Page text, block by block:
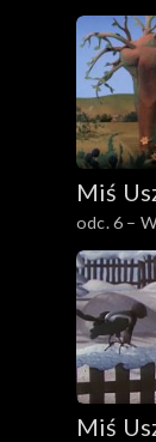
Miś
odc. 6 –
Miś